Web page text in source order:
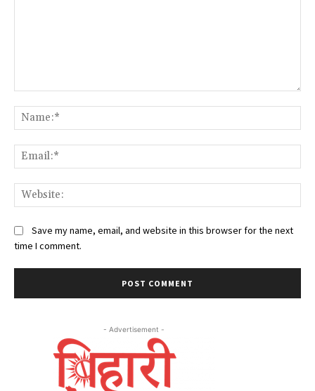
Save my name, email, and website in this browser for the next
time I comment.
- Advertisement -